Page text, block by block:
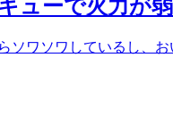
ューで火力が
ソワソワしているし、